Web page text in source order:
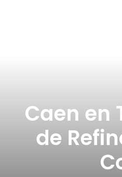
Caen en
de